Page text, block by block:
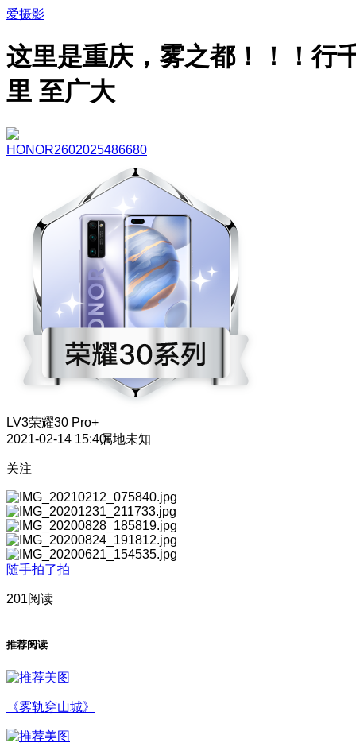
爱摄影
这里是重庆，雾之都！！！行
里 至广大
HONOR2602025486680
LV3荣耀30 Pro+
2021-02-14 15:40属地未知
关注
随手拍了拍
201阅读
推荐阅读
《雾轨穿山城》